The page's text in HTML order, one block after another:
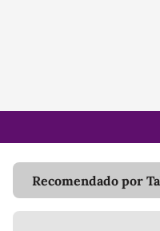
Recomendado por